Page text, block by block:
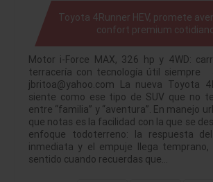
Toyota 4Runner HEV, promete
confort premium
Motor i-Force MAX, 326 hp y 4WD:
terracería con tecnología útil siempre
jbritoa@yahoo.com La nueva Toyota
siente como ese tipo de SUV que no
entre “familia” y “aventura”. En manejo
que notas es la facilidad con la que se
enfoque todoterreno: la respuesta
inmediata y el empuje llega temprano,
sentido cuando recuerdas que…